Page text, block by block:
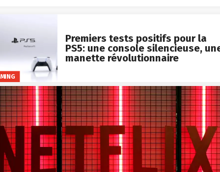
Premiers tests positifs pour la
PS5: une console silencieuse,
manette révolutionnaire